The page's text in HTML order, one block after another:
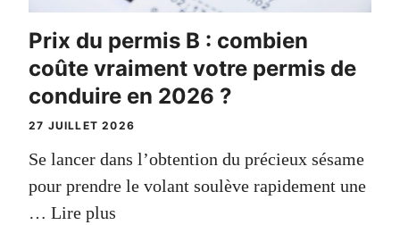
Prix du permis B : combien
coûte vraiment votre permis de
conduire en 2026 ?
27 JUILLET 2026
Se lancer dans l’obtention du précieux sésame
pour prendre le volant soulève rapidement une
… Lire plus